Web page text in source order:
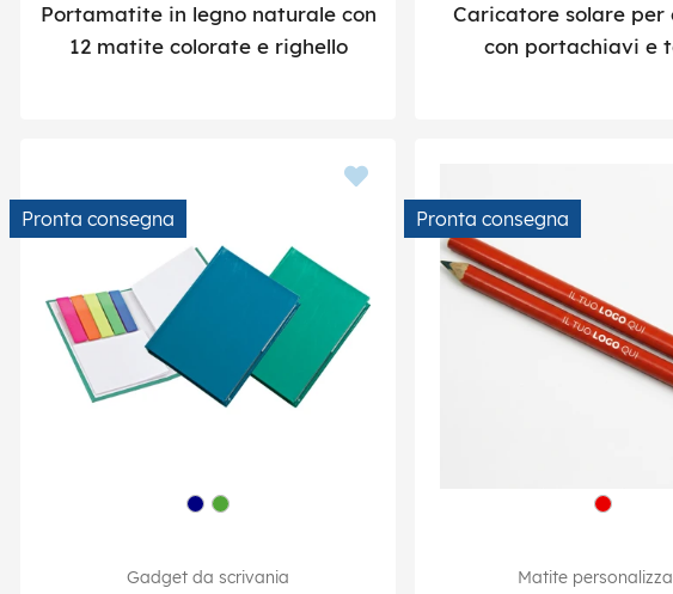
Portamatite in legno naturale con
12 matite colorate e righello
Caricatore solare per
con portachiavi e
Pronta consegna
Gadget da scrivania
Pronta consegna
Matite